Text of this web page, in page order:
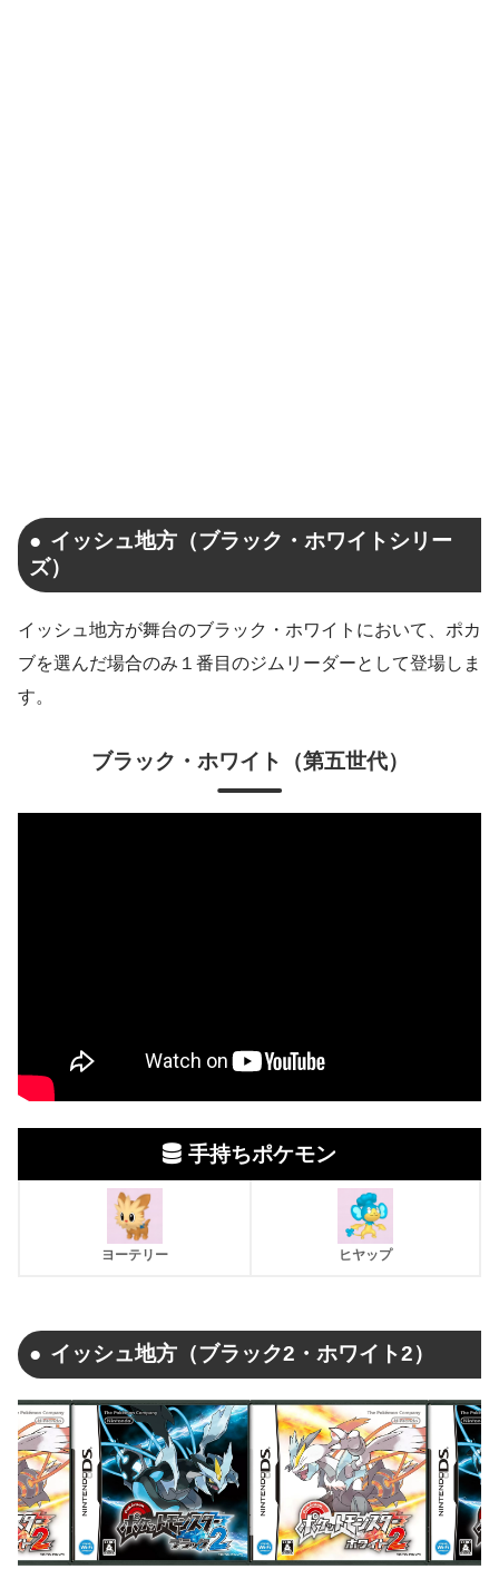
イッシュ地方（ブラック・ホワイトシリー
ズ）
イッシュ地方が舞台のブラック・ホワイトにおいて、ポカ
ブを選んだ場合のみ１番目のジムリーダーとして登場しま
す。
ブラック・ホワイト （第五世代）
手持ちポケモン
ヨーテリー ヒヤップ
イッシュ地方（ブラック2・ホワイト2）